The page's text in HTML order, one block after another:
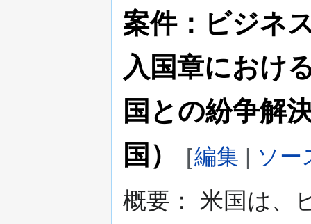
案件：ビジネ
入国章におけ
国との紛争解
国）
[編集 | ソー
概要： 米国は、